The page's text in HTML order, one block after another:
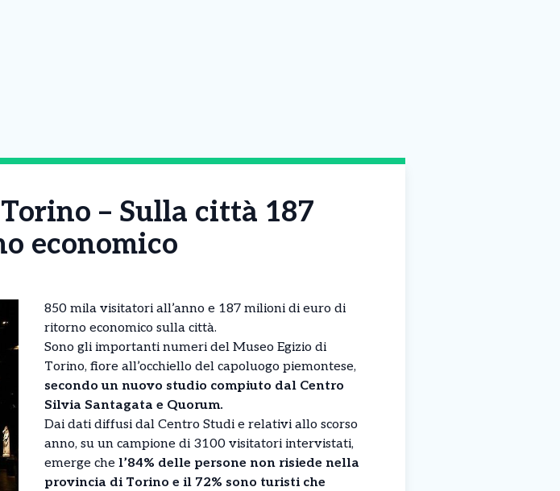
– Sulla città 187
economico
850 mila visitatori all’anno e 187 milioni di euro di
ritorno economico sulla città.
Sono gli importanti numeri del Museo Egizio di
Torino, fiore all’occhiello del capoluogo piemontese,
secondo un nuovo studio compiuto dal Centro
Silvia Santagata e Quorum.
Dai dati diffusi dal Centro Studi e relativi allo scorso
anno, su un campione di 3100 visitatori intervistati,
emerge che l’84% delle persone non risiede nella
provincia di Torino e il 72% sono turisti che